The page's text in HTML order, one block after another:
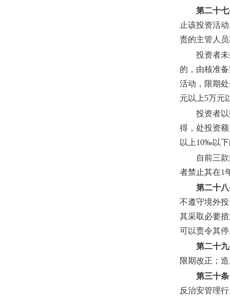
第二十
止该投资活
责的主管人
投资者
的，由核准
活动，限期
元以上5万元
投资者
得，处投资
以上10‰以
自前三
者禁止其在1
第二十
不遵守境外
其采取必要
可以责令其
第二十
限期改正；
第三十条
反治安管理